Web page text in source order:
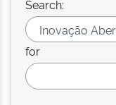
Search:
for